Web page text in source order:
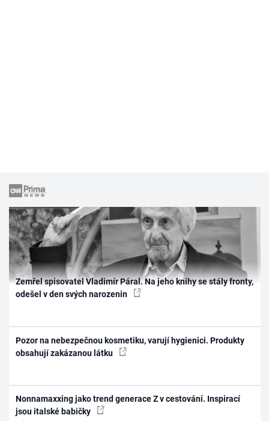
Zemřel spisovatel Vladimír Páral. Na jeho knihy se stály fronty,
odešel v den svých narozenin
Pozor na nebezpečnou kosmetiku, varují hygienici. Produkty
obsahují zakázanou látku
Nonnamaxxing jako trend generace Z v cestování. Inspirací
jsou italské babičky